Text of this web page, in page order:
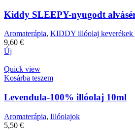
Kiddy SLEEPY-nyugodt
Aromaterápia, KIDDY illóolaj keverékek
9,60 €
Új
Quick view
Kosárba teszem
Levendula-100% illóolaj 10ml
Aromaterápia, Illóolajok
5,50 €